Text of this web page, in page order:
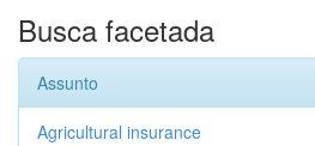
Busca facetada
Assunto
Agricultural insurance